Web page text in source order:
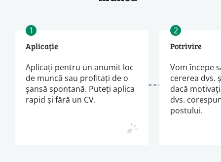
1
Aplicație
Aplicați pentru un anumit loc
de muncă sau profitați de o
șansă spontană. Puteți aplica
rapid și fără un CV.
2
Potrivire
Vom începe
cererea dvs.
dacă
dvs.
postului.